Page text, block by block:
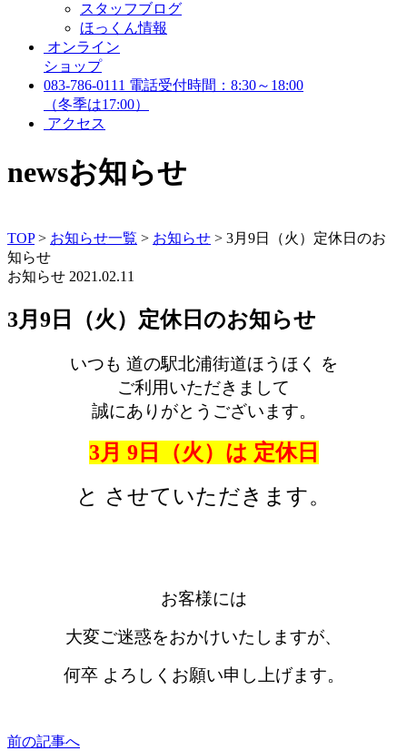
スタッフブログ
ほっくん情報
オンライン
ショップ
083-786-0111 電話受付時間：8:30～18:00
（冬季は17:00）
アクセス
newsお知らせ
TOP> お知らせ一覧 > お知らせ > 3月9日（火）定休日のお
知らせ
お知らせ 2021.02.11
3月9日（火）定休日のお知らせ
いつも 道の駅北浦街道ほうほく を
ご利用いただきまして
誠にありがとうございます。
3月 9日（火） は 定休日
と させていただきます。
お客様には
大変ご迷惑をおかけいたしますが、
何卒 よろしくお願い申し上げます。
前の記事へ